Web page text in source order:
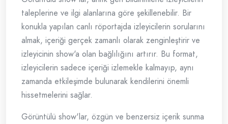
taleplerine ve ilgi alanlarına göre şekillenebilir. Bir
konukla yapılan canlı röportajda izleyicilerin sorularını
almak, içeriği gerçek zamanlı olarak zenginleştirir ve
izleyicinin show'a olan bağlılığını artırır. Bu format,
izleyicilerin sadece içeriği izlemekle kalmayıp, aynı
zamanda etkileşimde bulunarak kendilerini önemli
hissetmelerini sağlar.
Görüntülü show'lar, özgün ve benzersiz içerik sunma